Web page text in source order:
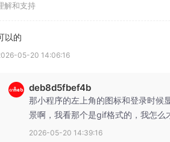
解和支持
以的
05-20 14:06:16
deb8d5fbef4b
那小程序的左上角的图标和登录时
景啊，我看那个是gif格式的，我怎么
2026-05-20 14:39:16